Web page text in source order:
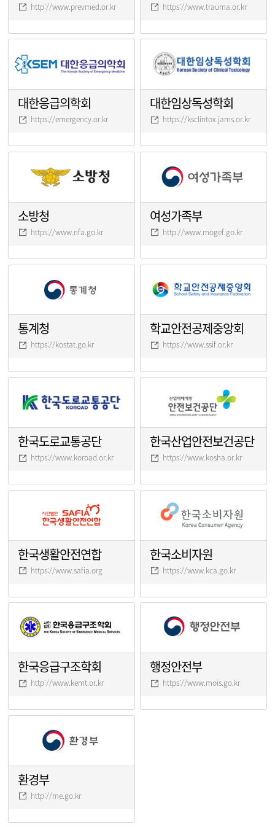
http://www.prevmed.or.kr https://www.trauma.or.kr
대한응급의학회
https://emergency.or.kr
대한임상독성학회
https://ksclintox.jams.or.kr
소방청
https://www.nfa.go.kr
여성가족부
http://www.mogef.go.kr
통계청
https://kostat.go.kr
학교안전공제중앙회
https://www.ssif.or.kr
한국도로교통공단
https://www.koroad.or.kr
한국산업안전보건공단
https://www.kosha.or.kr
한국생활안전연합
https://www.safia.org
한국소비자원
https://www.kca.go.kr
한국응급구조학회
http://www.kemt.or.kr
행정안전부
https://www.mois.go.kr
환경부
http://me.go.kr